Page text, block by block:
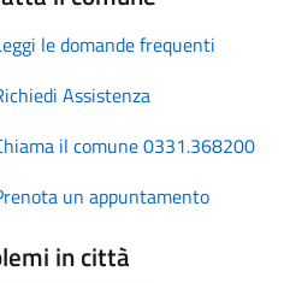
le domande frequenti
Assistenza
il comune 0331.368200
un appuntamento
in città